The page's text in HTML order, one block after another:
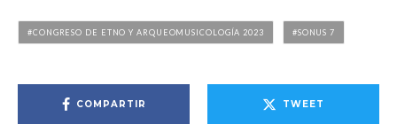
CONGRESO DE ETNO Y ARQUEOMUSICOLOGÍA 2023 SONUS 7
COMPARTIR TWEET